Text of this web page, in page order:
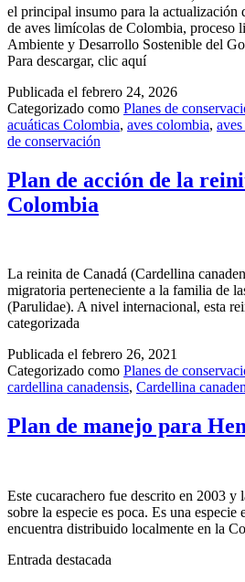
el principal insumo para la actualización
de aves limícolas de Colombia, proceso
Ambiente y Desarrollo Sostenible del
Para descargar, clic aquí
Publicada el febrero 24, 2026
Categorizado como Planes de
acuáticas Colombia, aves colombia,
de conservación
Plan de acción de la
Colombia
La reinita de Canadá (Cardellina
migratoria perteneciente a la familia de
(Parulidae). A nivel internacional, esta
categorizada
Publicada el febrero 26, 2021
Categorizado como Planes de
cardellina canadensis, Cardellina
Plan de manejo para
Este cucarachero fue descrito en 2003
sobre la especie es poca. Es una
encuentra distribuido localmente en la
Entrada destacada